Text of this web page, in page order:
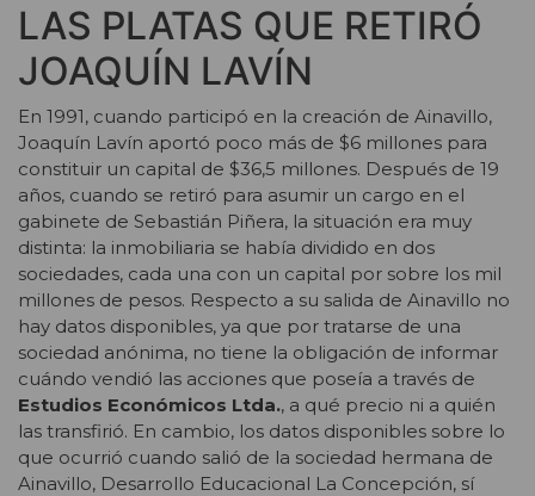
LAS PLATAS QUE RETIRÓ
JOAQUÍN LAVÍN
En 1991, cuando participó en la creación de Ainavillo,
Joaquín Lavín aportó poco más de $6 millones para
constituir un capital de $36,5 millones. Después de 19
años, cuando se retiró para asumir un cargo en el
gabinete de Sebastián Piñera, la situación era muy
distinta: la inmobiliaria se había dividido en dos
sociedades, cada una con un capital por sobre los mil
millones de pesos. Respecto a su salida de Ainavillo no
hay datos disponibles, ya que por tratarse de una
sociedad anónima, no tiene la obligación de informar
cuándo vendió las acciones que poseía a través de
Estudios Económicos Ltda., a qué precio ni a quién
las transfirió. En cambio, los datos disponibles sobre lo
que ocurrió cuando salió de la sociedad hermana de
Ainavillo, Desarrollo Educacional La Concepción, sí